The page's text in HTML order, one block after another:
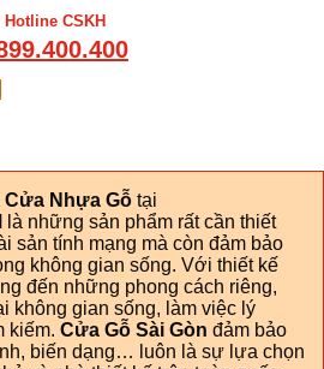
Hotline CSKH
Cửa Nhựa Gỗ tại
là những sản phẩm rất cần thiết
sản tính mạng mà còn đảm bảo
không gian sống. Với thiết kế
đến những phong cách riêng,
không gian sống, làm việc lý
kiếm. Cửa Gỗ Sài Gòn đảm bảo
biến dạng… luôn là sự lựa chọn